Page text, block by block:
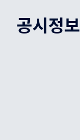
공시정보